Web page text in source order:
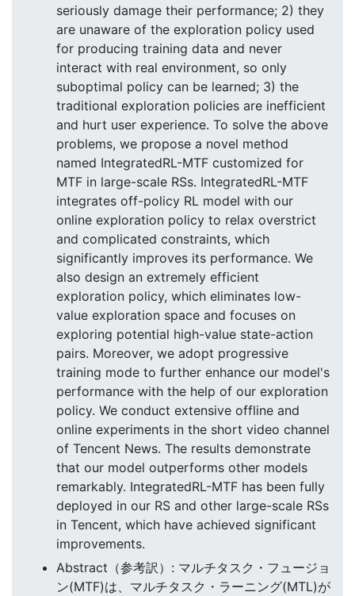
seriously damage their performance; 2) they
are unaware of the exploration policy used
for producing training data and never
interact with real environment, so only
suboptimal policy can be learned; 3) the
traditional exploration policies are inefficient
and hurt user experience. To solve the above
problems, we propose a novel method
named IntegratedRL-MTF customized for
MTF in large-scale RSs. IntegratedRL-MTF
integrates off-policy RL model with our
online exploration policy to relax overstrict
and complicated constraints, which
significantly improves its performance. We
also design an extremely efficient
exploration policy, which eliminates low-
value exploration space and focuses on
exploring potential high-value state-action
pairs. Moreover, we adopt progressive
training mode to further enhance our model's
performance with the help of our exploration
policy. We conduct extensive offline and
online experiments in the short video channel
of Tencent News. The results demonstrate
that our model outperforms other models
remarkably. IntegratedRL-MTF has been fully
deployed in our RS and other large-scale RSs
in Tencent, which have achieved significant
improvements.
Abstract（参考訳）: マルチタスク・フュージョ
ン(MTF)は、マルチタスク・ラーニング(MTL)が